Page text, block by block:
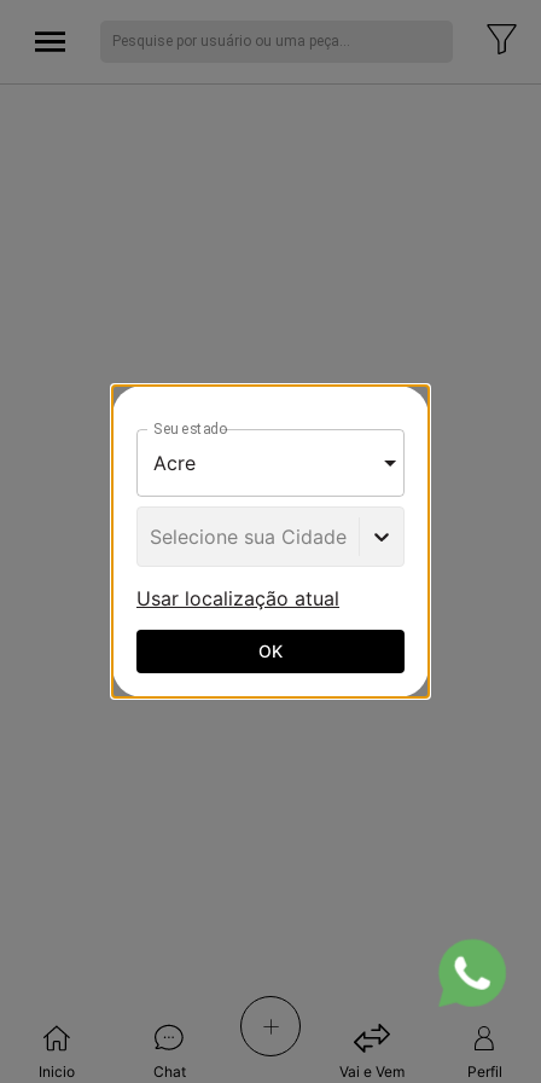
Inicio Chat
+
Vai e Vem Perfil
Seu estado
Selecione sua Cidade
Usar localização atual
OK